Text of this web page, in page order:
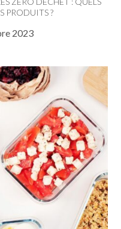
PRODUITS ?
2023